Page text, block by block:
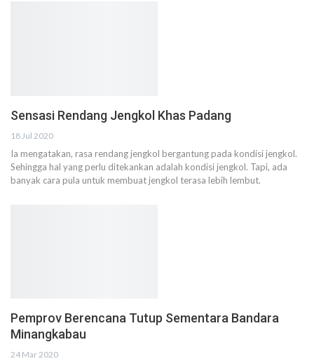
Sensasi Rendang Jengkol Khas Padang
18 Jul 2020
Ia mengatakan, rasa rendang jengkol bergantung pada kondisi jengkol.
Sehingga hal yang perlu ditekankan adalah kondisi jengkol. Tapi, ada
banyak cara pula untuk membuat jengkol terasa lebih lembut.
Pemprov Berencana Tutup Sementara Bandara
Minangkabau
24 Mar 2020